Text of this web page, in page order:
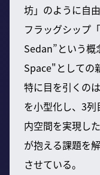
坊」のように自
フラッグシップ
Sedan”という
Space"としての
特に目を引くの
を小型化し、3
内空間を実現し
が抱える課題を
させている。